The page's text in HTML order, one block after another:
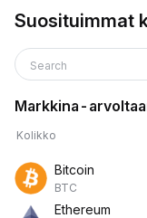
Suosituimmat
Search
Markkina-
Kolikko
Bitcoin
BTC
Ethereum